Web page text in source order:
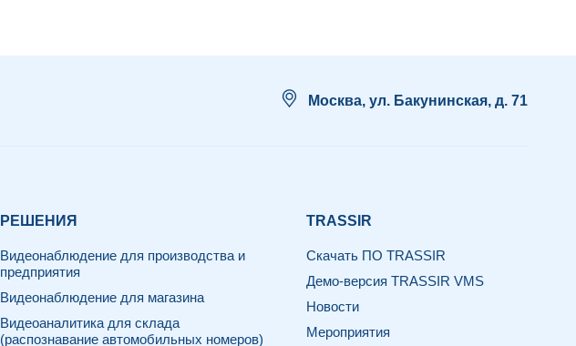
Москва, ул. Бакунинская, д. 71
РЕШЕНИЯ
Видеонаблюдение для производства и
предприятия
Видеонаблюдение для магазина
Видеоаналитика для склада
(распознавание автомобильных номеров)
TRASSIR
Скачать ПО TRASSIR
Демо-версия TRASSIR VMS
Новости
Мероприятия